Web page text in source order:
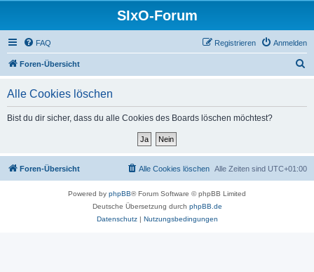
SIxO-Forum
FAQ Anmelden
Registrieren
Foren-Übersicht
Alle Cookies löschen
Bist du dir sicher, dass du alle Cookies des Boards löschen möchtest?
Foren-Übersicht Alle Zeiten sind UTC+01:00
Alle Cookies löschen
Powered by phpBB® Forum Software © phpBB Limited
Deutsche Übersetzung durch phpBB.de
Datenschutz| Nutzungsbedingungen